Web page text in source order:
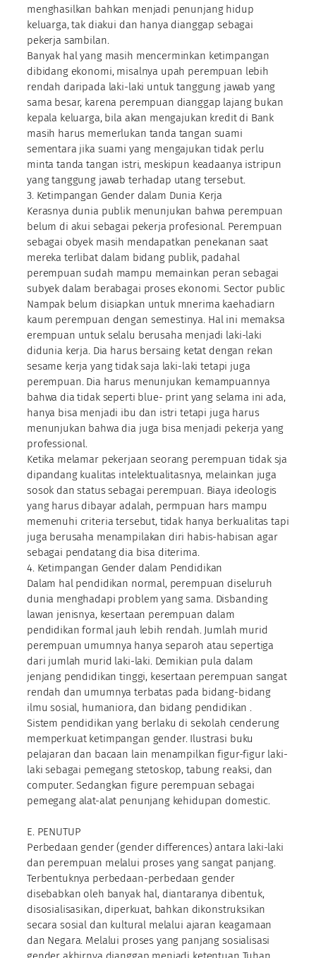
menghasilkan bahkan menjadi penunjang hidup
keluarga, tak diakui dan hanya dianggap sebagai
pekerja sambilan.
Banyak hal yang masih mencerminkan ketimpangan
dibidang ekonomi, misalnya upah perempuan lebih
rendah daripada laki-laki untuk tanggung jawab yang
sama besar, karena perempuan dianggap lajang bukan
kepala keluarga, bila akan mengajukan kredit di Bank
masih harus memerlukan tanda tangan suami
sementara jika suami yang mengajukan tidak perlu
minta tanda tangan istri, meskipun keadaanya istripun
yang tanggung jawab terhadap utang tersebut.
3. Ketimpangan Gender dalam Dunia Kerja
Kerasnya dunia publik menunjukan bahwa perempuan
belum di akui sebagai pekerja profesional. Perempuan
sebagai obyek masih mendapatkan penekanan saat
mereka terlibat dalam bidang publik, padahal
perempuan sudah mampu memainkan peran sebagai
subyek dalam berabagai proses ekonomi. Sector public
Nampak belum disiapkan untuk mnerima kaehadiarn
kaum perempuan dengan semestinya. Hal ini memaksa
erempuan untuk selalu berusaha menjadi laki-laki
didunia kerja. Dia harus bersaing ketat dengan rekan
sesame kerja yang tidak saja laki-laki tetapi juga
perempuan. Dia harus menunjukan kemampuannya
bahwa dia tidak seperti blue- print yang selama ini ada,
hanya bisa menjadi ibu dan istri tetapi juga harus
menunjukan bahwa dia juga bisa menjadi pekerja yang
professional.
Ketika melamar pekerjaan seorang perempuan tidak sja
dipandang kualitas intelektualitasnya, melainkan juga
sosok dan status sebagai perempuan. Biaya ideologis
yang harus dibayar adalah, permpuan hars mampu
memenuhi criteria tersebut, tidak hanya berkualitas tapi
juga berusaha menampilakan diri habis-habisan agar
sebagai pendatang dia bisa diterima.
4. Ketimpangan Gender dalam Pendidikan
Dalam hal pendidikan normal, perempuan diseluruh
dunia menghadapi problem yang sama. Disbanding
lawan jenisnya, kesertaan perempuan dalam
pendidikan formal jauh lebih rendah. Jumlah murid
perempuan umumnya hanya separoh atau sepertiga
dari jumlah murid laki-laki. Demikian pula dalam
jenjang pendidikan tinggi, kesertaan perempuan sangat
rendah dan umumnya terbatas pada bidang-bidang
ilmu sosial, humaniora, dan bidang pendidikan .
Sistem pendidikan yang berlaku di sekolah cenderung
memperkuat ketimpangan gender. Ilustrasi buku
pelajaran dan bacaan lain menampilkan figur-figur laki-
laki sebagai pemegang stetoskop, tabung reaksi, dan
computer. Sedangkan figure perempuan sebagai
pemegang alat-alat penunjang kehidupan domestic.
E. PENUTUP
Perbedaan gender (gender differences) antara laki-laki
dan perempuan melalui proses yang sangat panjang.
Terbentuknya perbedaan-perbedaan gender
disebabkan oleh banyak hal, diantaranya dibentuk,
disosialisasikan, diperkuat, bahkan dikonstruksikan
secara sosial dan kultural melalui ajaran keagamaan
dan Negara. Melalui proses yang panjang sosialisasi